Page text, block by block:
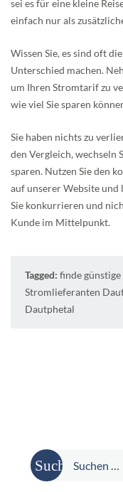
sei es für eine kleine
einfach nur als
Wissen Sie, es sind oft
Unterschied machen.
um Ihren Stromtarif zu
wie viel Sie sparen
Sie haben nichts zu
den Vergleich, wechseln
sparen. Nutzen Sie den
auf unserer Website und
Sie konkurrieren und
Kunde im Mittelpunkt.
Tagged: finde
Stromlieferanten
Dautphetal
Suche
nach: